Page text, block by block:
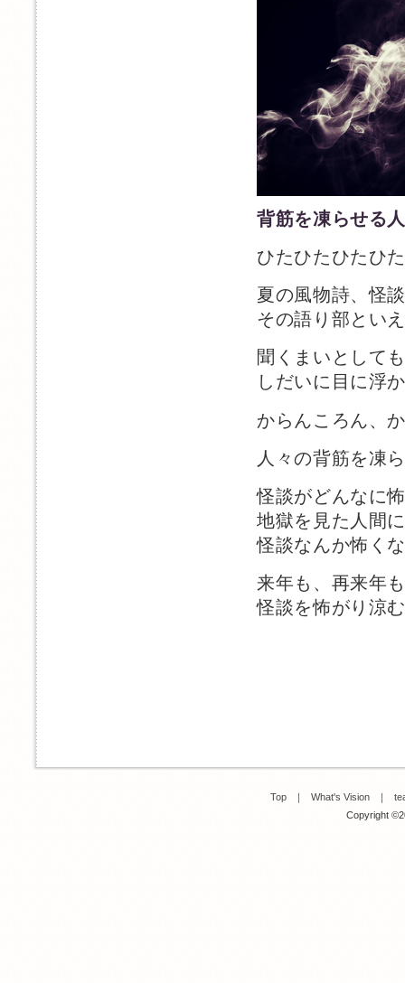
背筋を凍らせる
ひたひたひたひ
夏の風物詩、怪
その語り部とい
聞くまいとして
しだいに目に浮
からんころん、
人々の背筋を凍
怪談がどんなに
地獄を見た人間
怪談なんか怖く
来年も、再来年
怪談を怖がり涼
Top ｜ What's Vision ｜
Copyright